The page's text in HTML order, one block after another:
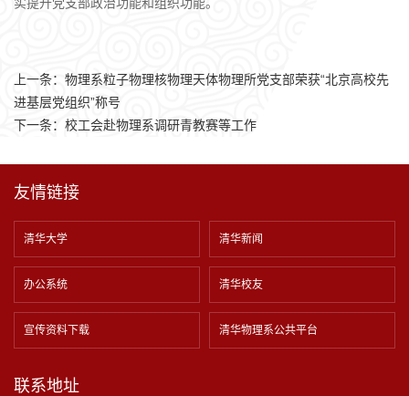
上一条： 物理系粒子物理核物理天体物理所党支部荣获“北京高校先
进基层党组织”称号
下一条： 校工会赴物理系调研青教赛等工作
友情链接
清华大学 清华新闻
办公系统 清华校友
宣传资料下载 清华物理系公共平台
联系地址